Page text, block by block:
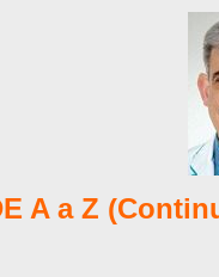
A a Z